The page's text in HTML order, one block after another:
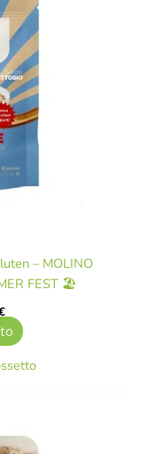
– MOLINO
FEST 🏖️